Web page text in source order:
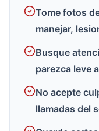
Tome fotos
manejar,
Busque
parezca leve
No acepte
llamadas del